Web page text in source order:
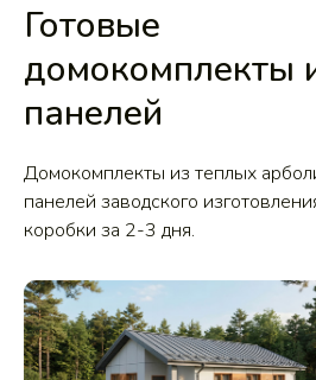
Готовые
домокомплекты
панелей
Домокомплекты из теплых
панелей заводского
коробки за 2-3 дня.